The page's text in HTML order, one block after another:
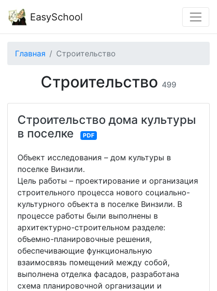
EasySchool
Главная Строительство
Строительство 499
Строительство дома культуры
в поселке
PDF
Объект исследования – дом культуры в
поселке Винзили.
Цель работы – проектирование и организация
строительного процесса нового социально-
культурного объекта в поселке Винзили. В
процессе работы были выполнены в
архитектурно-строительном разделе:
объемно-планировочные решения,
обеспечивающие функциональную
взаимосвязь помещений между собой,
выполнена отделка фасадов, разработана
схема планировочной организации и